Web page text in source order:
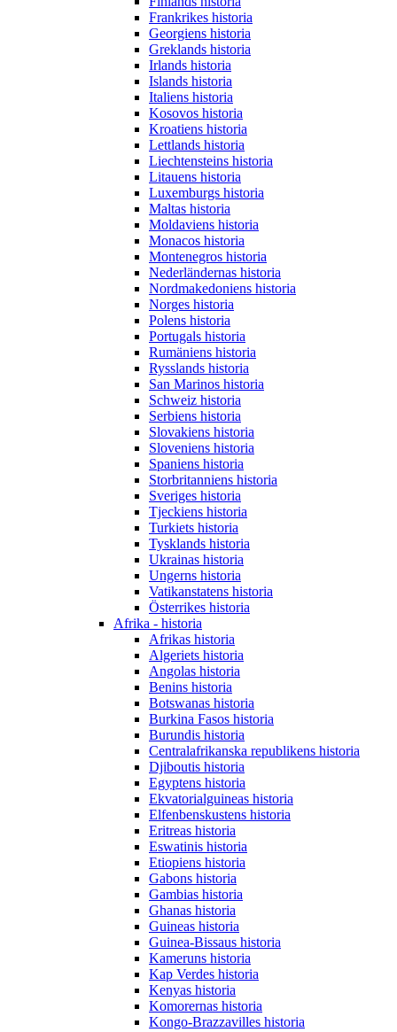
Frankrikes historia
Georgiens historia
Greklands historia
Irlands historia
Islands historia
Italiens historia
Kosovos historia
Kroatiens historia
Lettlands historia
Liechtensteins historia
Litauens historia
Luxemburgs historia
Maltas historia
Moldaviens historia
Monacos historia
Montenegros historia
Nederländernas historia
Nordmakedoniens historia
Norges historia
Polens historia
Portugals historia
Rumäniens historia
Rysslands historia
San Marinos historia
Schweiz historia
Serbiens historia
Slovakiens historia
Sloveniens historia
Spaniens historia
Storbritanniens historia
Sveriges historia
Tjeckiens historia
Turkiets historia
Tysklands historia
Ukrainas historia
Ungerns historia
Vatikanstatens historia
Österrikes historia
Afrika - historia
Afrikas historia
Algeriets historia
Angolas historia
Benins historia
Botswanas historia
Burkina Fasos historia
Burundis historia
Centralafrikanska republikens historia
Djiboutis historia
Egyptens historia
Ekvatorialguineas historia
Elfenbenskustens historia
Eritreas historia
Eswatinis historia
Etiopiens historia
Gabons historia
Gambias historia
Ghanas historia
Guineas historia
Guinea-Bissaus historia
Kameruns historia
Kap Verdes historia
Kenyas historia
Komorernas historia
Kongo-Brazzavilles historia